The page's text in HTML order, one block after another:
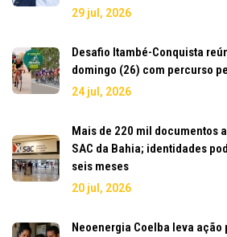
29 jul, 2026
Desafio Itambé-Conquista
domingo (26) com percurso
24 jul, 2026
Mais de 220 mil documentos
SAC da Bahia; identidades
seis meses
20 jul, 2026
Neoenergia Coelba leva